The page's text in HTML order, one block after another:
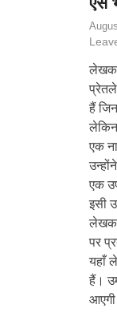
लेखक
हैं
एक
एक
इसी
लेखक
पर
यहाँ
हैं।